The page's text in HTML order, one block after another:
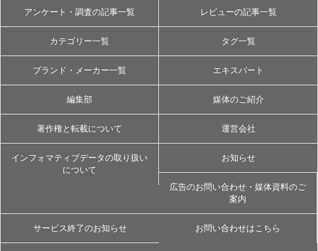
アンケート・調査の記事一覧 レビューの記事一覧
カテゴリー一覧 タグ一覧
ブランド・メーカー一覧 エキスパート
編集部 媒体のご紹介
著作権と転載について 運営会社
インフォマティブデータの取り扱い
について
お知らせ
広告のお問い合わせ・媒体資料のご
案内
サービス終了のお知らせ お問い合わせはこちら